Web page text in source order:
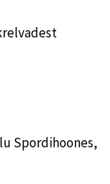
Spordihoones,